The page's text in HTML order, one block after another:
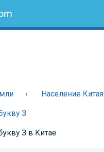
Население Китая
З
З в Китае